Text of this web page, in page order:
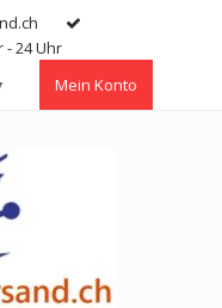
- 24 Uhr
Mein Konto